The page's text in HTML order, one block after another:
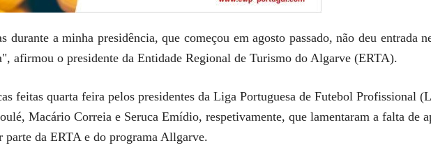
a minha presidência, que começou em agosto passado, não deu entrada
afirmou o presidente da Entidade Regional de Turismo do Algarve (ERTA).
feitas quarta feira pelos presidentes da Liga Portuguesa de Futebol Profissional
Macário Correia e Seruca Emídio, respetivamente, que lamentaram a falta de
da ERTA e do programa Allgarve.